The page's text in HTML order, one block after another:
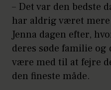
– Det var den bedste
har aldrig været
Jenna dagen efter,
deres søde familie
være med til at fejre
den fineste måde.